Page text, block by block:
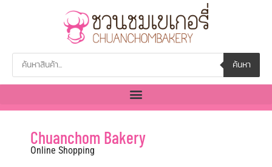
ค้นหา
Chuanchom Bakery
Online Shopping